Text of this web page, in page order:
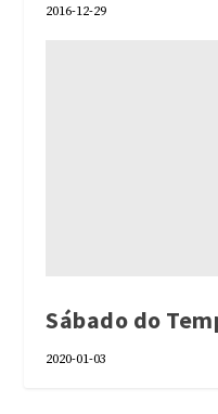
2016-12-29
Sábado do
2020-01-03